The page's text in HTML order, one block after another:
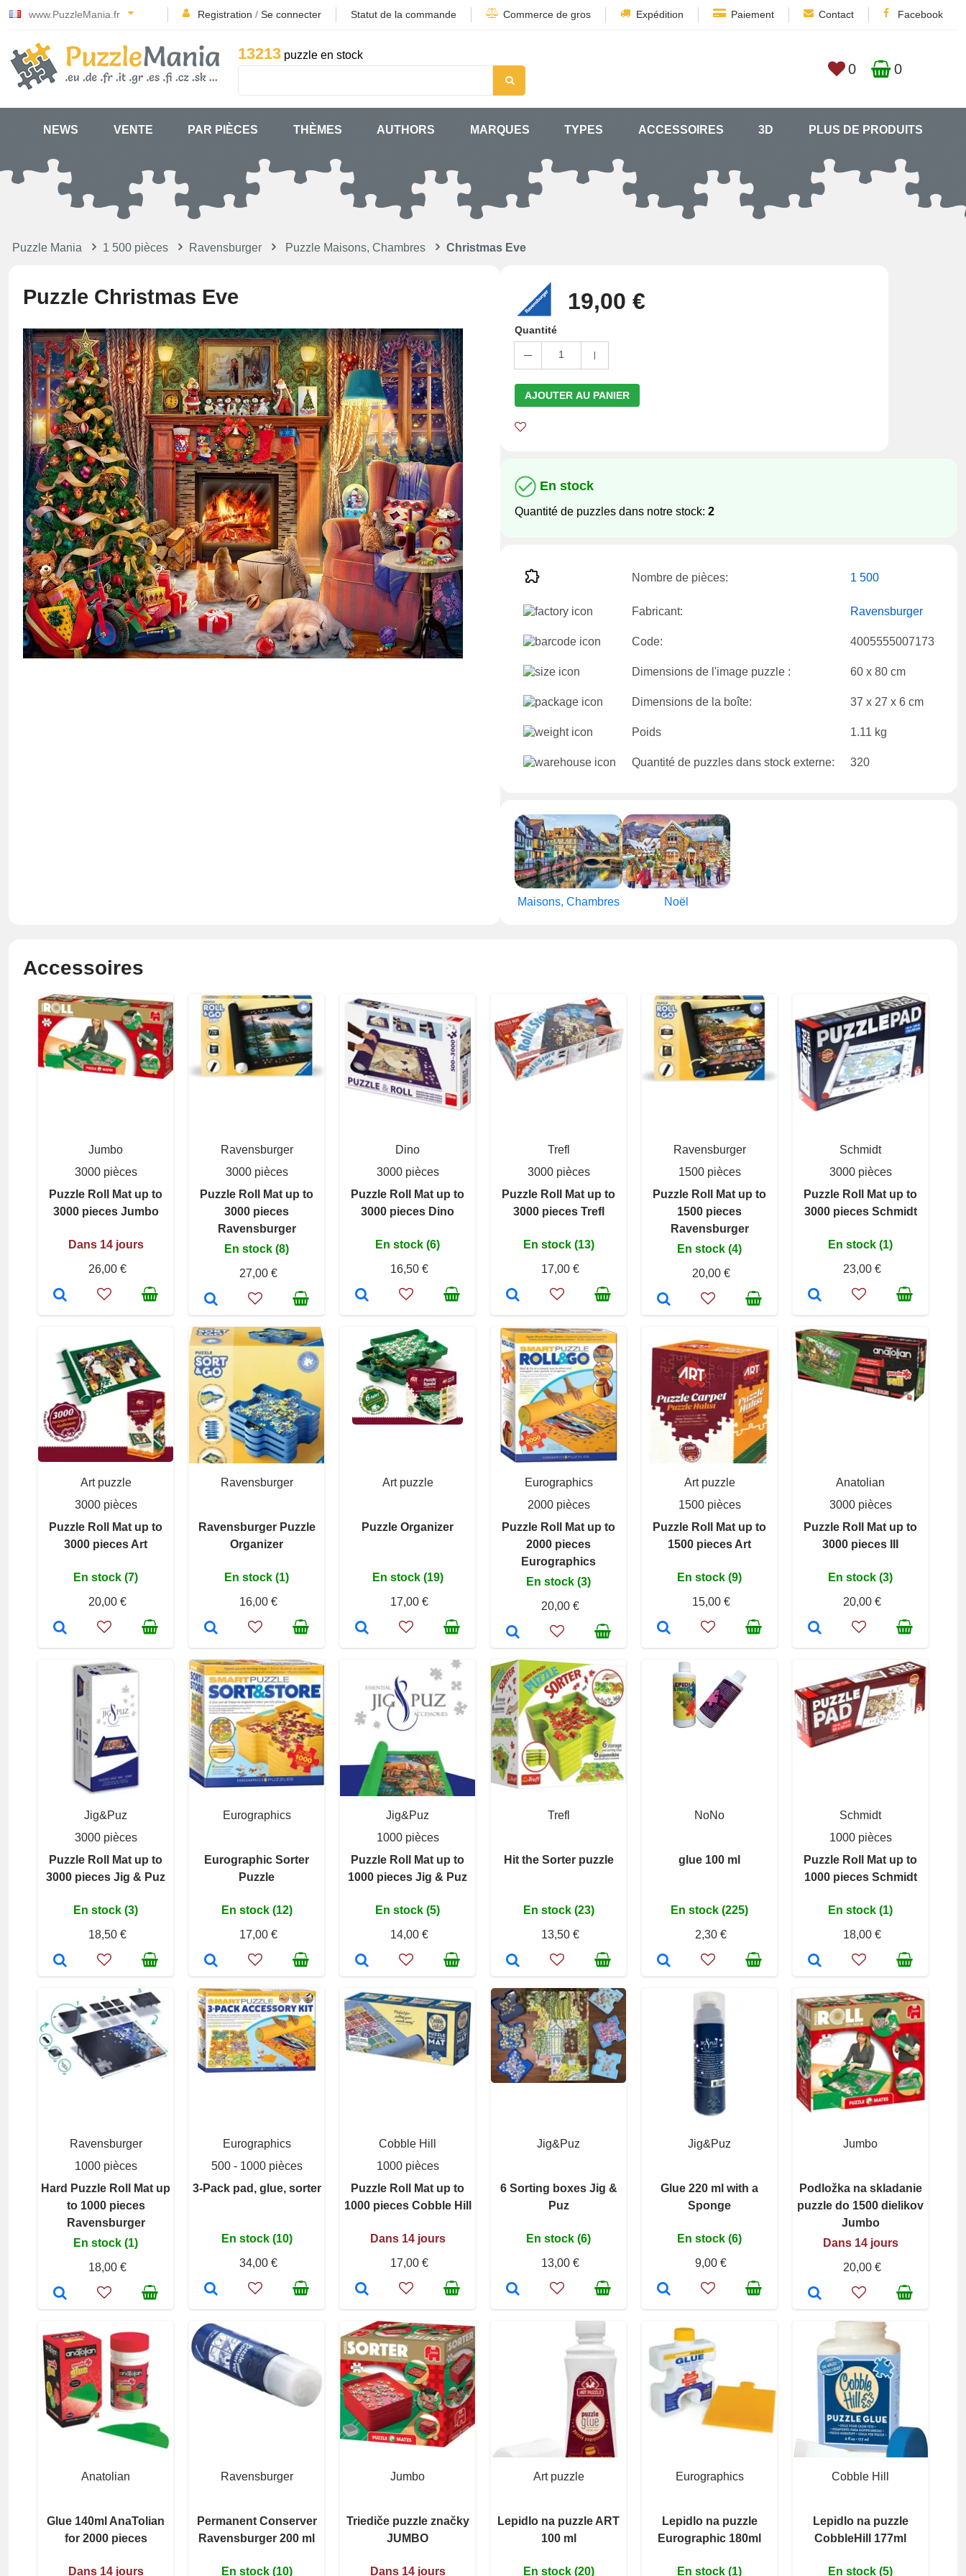
www.PuzzleMania.fr Registration / Se connecter Statut de la commande Commerce de gros Expédition Paiement Contact Facebook
13213 puzzle en stock
0 0
NEWS VENTE PAR PIÈCES THÈMES AUTHORS MARQUES TYPES ACCESSOIRES 3D PLUS DE PRODUITS
Puzzle Mania 1 500 pièces Ravensburger Puzzle Maisons, Chambres Christmas Eve
Puzzle Christmas Eve 19,00 €
Quantité
1
AJOUTER AU PANIER
En stock
Quantité de puzzles dans notre stock: 2
Nombre de pièces: 1 500
Fabricant: Ravensburger
Code: 4005555007173
Dimensions de l'image puzzle : 60 x 80 cm
Dimensions de la boîte: 37 x 27 x 6 cm
Poids 1.11 kg
Quantité de puzzles dans stock externe: 320
Maisons, Chambres Noël
Accessoires
Jumbo
3000 pièces
Puzzle Roll Mat up to
3000 pieces Jumbo
Dans 14 jours
26,00 €
Ravensburger
3000 pièces
Puzzle Roll Mat up to
3000 pieces
Ravensburger
En stock (8)
27,00 €
Dino
3000 pièces
Puzzle Roll Mat up to
3000 pieces Dino
En stock (6)
16,50 €
Trefl
3000 pièces
Puzzle Roll Mat up to
3000 pieces Trefl
En stock (13)
17,00 €
Ravensburger
1500 pièces
Puzzle Roll Mat up to
1500 pieces
Ravensburger
En stock (4)
20,00 €
Schmidt
3000 pièces
Puzzle Roll Mat up to
3000 pieces Schmidt
En stock (1)
23,00 €
Art puzzle
3000 pièces
Puzzle Roll Mat up to
3000 pieces Art
En stock (7)
20,00 €
Ravensburger
Ravensburger Puzzle
Organizer
En stock (1)
16,00 €
Art puzzle
Puzzle Organizer
En stock (19)
17,00 €
Eurographics
2000 pièces
Puzzle Roll Mat up to
2000 pieces
Eurographics
En stock (3)
20,00 €
Art puzzle
1500 pièces
Puzzle Roll Mat up to
1500 pieces Art
En stock (9)
15,00 €
Anatolian
3000 pièces
Puzzle Roll Mat up to
3000 pieces III
En stock (3)
20,00 €
Jig&Puz
3000 pièces
Puzzle Roll Mat up to
3000 pieces Jig & Puz
En stock (3)
18,50 €
Eurographics
Eurographic Sorter
Puzzle
En stock (12)
17,00 €
Jig&Puz
1000 pièces
Puzzle Roll Mat up to
1000 pieces Jig & Puz
En stock (5)
14,00 €
Trefl
Hit the Sorter puzzle
En stock (23)
13,50 €
NoNo
glue 100 ml
En stock (225)
2,30 €
Schmidt
1000 pièces
Puzzle Roll Mat up to
1000 pieces Schmidt
En stock (1)
18,00 €
Ravensburger
1000 pièces
Hard Puzzle Roll Mat up
to 1000 pieces
Ravensburger
En stock (1)
18,00 €
Eurographics
500 - 1000 pièces
3-Pack pad, glue, sorter
En stock (10)
34,00 €
Cobble Hill
1000 pièces
Puzzle Roll Mat up to
1000 pieces Cobble Hill
Dans 14 jours
17,00 €
Jig&Puz
6 Sorting boxes Jig &
Puz
En stock (6)
13,00 €
Jig&Puz
Glue 220 ml with a
Sponge
En stock (6)
9,00 €
Jumbo
Podložka na skladanie
puzzle do 1500 dielikov
Jumbo
Dans 14 jours
20,00 €
Anatolian
Glue 140ml AnaTolian
for 2000 pieces
Dans 14 jours
Ravensburger
Permanent Conserver
Ravensburger 200 ml
En stock (10)
Jumbo
Triediče puzzle značky
JUMBO
Dans 14 jours
Art puzzle
Lepidlo na puzzle ART
100 ml
En stock (20)
Eurographics
Lepidlo na puzzle
Eurographic 180ml
En stock (1)
Cobble Hill
Lepidlo na puzzle
CobbleHill 177ml
En stock (5)